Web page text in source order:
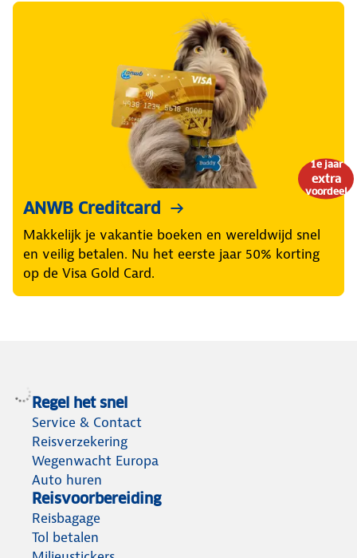
1e jaar
extra
voordeel
ANWB Creditcard
Makkelijk je vakantie boeken en wereldwijd snel
en veilig betalen. Nu het eerste jaar 50% korting
op de Visa Gold Card.
Regel het snel
Service & Contact
Reisverzekering
Wegenwacht Europa
Auto huren
Reisvoorbereiding
Reisbagage
Tol betalen